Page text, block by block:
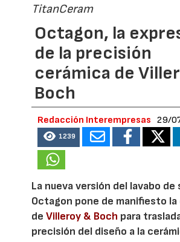
TitanCeram
Octagon, la
de la precisión
cerámica de
Boch
Redacción Interempresas 29/
1239
La nueva versión del lavabo de
Octagon pone de manifiesto la
deVilleroy & Boch para
precisión del diseño a la